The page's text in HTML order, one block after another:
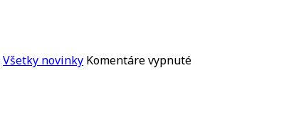
Všetky novinky Komentáre vypnuténa